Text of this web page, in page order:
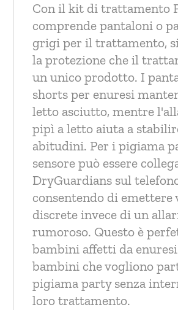
Con il kit di trattamento
comprende pantaloni o
grigi per il trattamento,
la protezione che il
un unico prodotto. I
shorts per enuresi
letto asciutto, mentre
pipì a letto aiuta a
abitudini. Per i pigiama
sensore può essere
DryGuardians sul
consentendo di
discrete invece di un
rumoroso. Questo è
bambini affetti da
bambini che vogliono
pigiama party senza
loro trattamento.